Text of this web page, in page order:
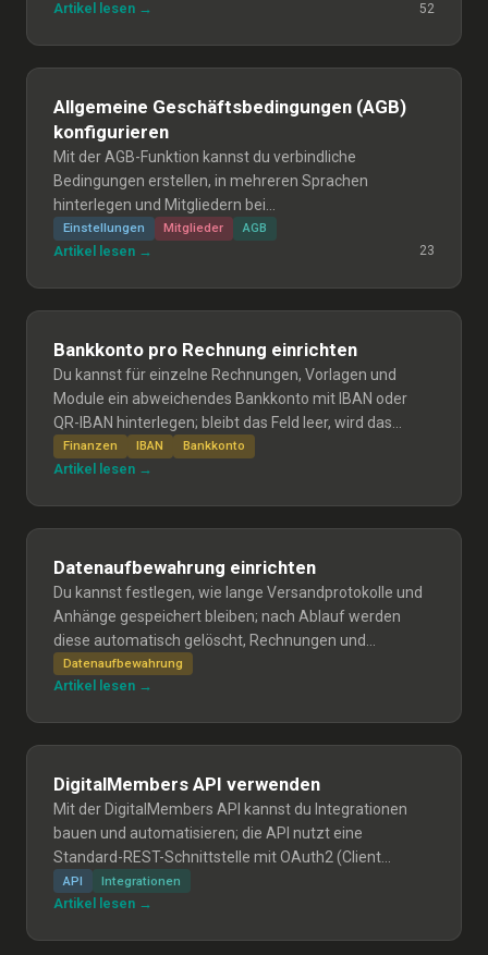
Artikel lesen → 52
Allgemeine Geschäftsbedingungen (AGB)
konfigurieren
Mit der AGB-Funktion kannst du verbindliche
Bedingungen erstellen, in mehreren Sprachen
hinterlegen und Mitgliedern bei
Formularen/Kursanmeldungen zur aktiven
Zustimmung vorlegen; Einwilligungen werden
Einstellungen Mitglieder AGB
Artikel lesen → 23
Bankkonto pro Rechnung einrichten
Du kannst für einzelne Rechnungen, Vorlagen und
Module ein abweichendes Bankkonto mit IBAN oder
QR-IBAN hinterlegen; bleibt das Feld leer, wird das
Standard-Bankkonto aus den
Buchhaltungseinstellungen verwendet.
Finanzen IBAN Bankkonto
Artikel lesen →
Datenaufbewahrung einrichten
Du kannst festlegen, wie lange Versandprotokolle und
Anhänge gespeichert bleiben; nach Ablauf werden
diese automatisch gelöscht, Rechnungen und
Mitgliederdaten bleiben erhalten. Die Bereinigung läuft
wöchentlich und die Standardfrist ist 730 Tage (inaktive
Datenaufbewahrung
Artikel lesen →
DigitalMembers API verwenden
Mit der DigitalMembers API kannst du Integrationen
bauen und automatisieren; die API nutzt eine
Standard-REST-Schnittstelle mit OAuth2 (Client
Credentials). Anleitung: API-Schlüssel erstellen, Token
per OAuth2 holen, Anfragen mit Bearer-Token senden,
API Integrationen
Artikel lesen →